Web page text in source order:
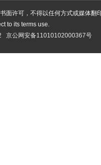
面许可，不得以任何方式或媒体翻
to its terms use.
京公网安备11010102000367号